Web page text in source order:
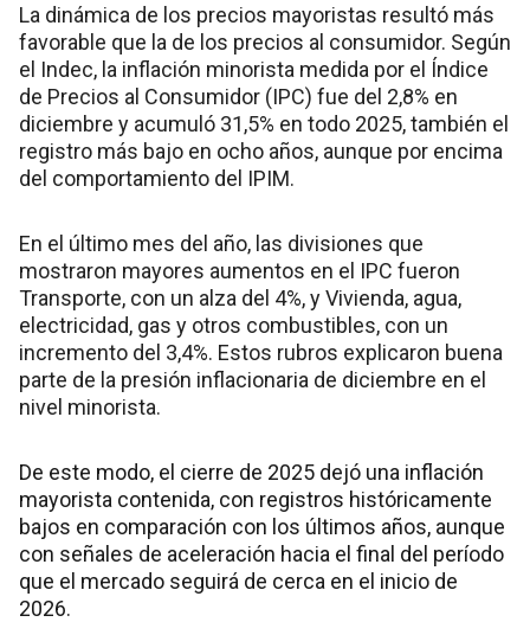
La dinámica de los precios mayoristas resultó más
favorable que la de los precios al consumidor. Según
el Indec, la inflación minorista medida por el Índice
de Precios al Consumidor (IPC) fue del 2,8% en
diciembre y acumuló 31,5% en todo 2025, también el
registro más bajo en ocho años, aunque por encima
del comportamiento del IPIM.
En el último mes del año, las divisiones que
mostraron mayores aumentos en el IPC fueron
Transporte, con un alza del 4%, y Vivienda, agua,
electricidad, gas y otros combustibles, con un
incremento del 3,4%. Estos rubros explicaron buena
parte de la presión inflacionaria de diciembre en el
nivel minorista.
De este modo, el cierre de 2025 dejó una inflación
mayorista contenida, con registros históricamente
bajos en comparación con los últimos años, aunque
con señales de aceleración hacia el final del período
que el mercado seguirá de cerca en el inicio de
2026.